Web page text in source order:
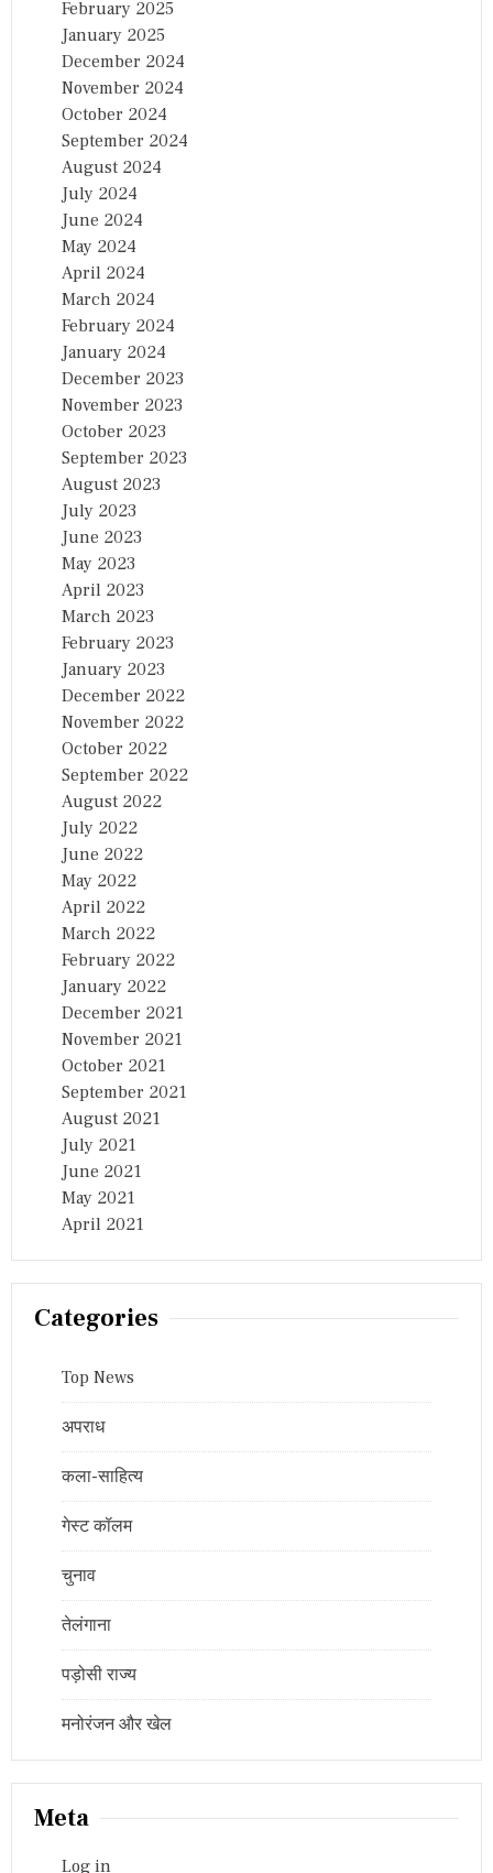
February 2025
January 2025
December 2024
November 2024
October 2024
September 2024
August 2024
July 2024
June 2024
May 2024
April 2024
March 2024
February 2024
January 2024
December 2023
November 2023
October 2023
September 2023
August 2023
July 2023
June 2023
May 2023
April 2023
March 2023
February 2023
January 2023
December 2022
November 2022
October 2022
September 2022
August 2022
July 2022
June 2022
May 2022
April 2022
March 2022
February 2022
January 2022
December 2021
November 2021
October 2021
September 2021
August 2021
July 2021
June 2021
May 2021
April 2021
Categories
Top News
अपराध
कला-साहित्य
गेस्ट कॉलम
चुनाव
तेलंगाना
पड़ोसी राज्य
मनोरंजन और खेल
Meta
Log in